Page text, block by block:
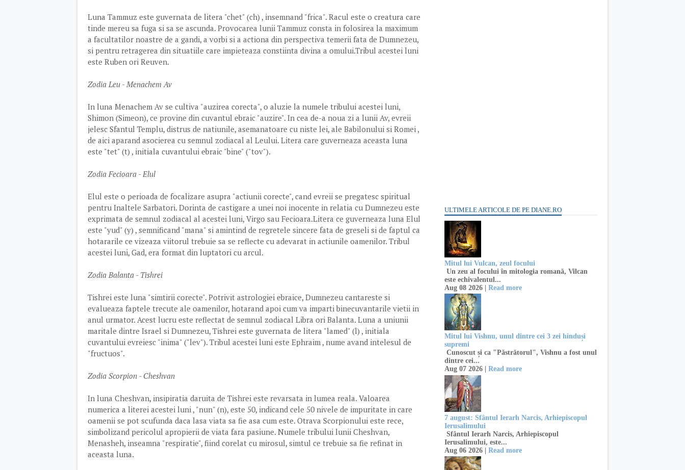
Luna Tammuz este guvernata de litera "chet" (ch) , insemnand "frica". Racul este o creatura care
tinde mereu sa fuga si sa se ascunda. Provocarea lunii Tammuz consta in folosirea la maximum
a facultatilor noastre de a gandi, a vorbi si a actiona din perspectiva temerii fata de Dumnezeu,
si pentru retragerea din situatiile care impieteaza constiinta divina a omului.Tribul acestei luni
este Ruben ori Reuven.
Zodia Leu - Menachem Av
In luna Menachem Av se cultiva "auzirea corecta", o aluzie la numele tribului acestei luni,
Shimon (Simeon), ce provine din cuvantul ebraic "auzire". In cea de-a noua zi a lunii Av, evreii
jelesc Sfantul Templu, distrus de natiunile, asemanatoare cu niste lei, ale Babilonului si Romei ,
de aici aparand asocierea cu semnul zodiacal al Leului. Litera care guverneaza aceasta luna
este "tet" (t) , initiala cuvantului ebraic "bine" ("tov").
Zodia Fecioara - Elul
Elul este o perioada de focalizare asupra "actiunii corecte", cand evreii se pregatesc spiritual
pentru Inaltele Sarbatori. Dorinta de castigare a unei noi inocente in relatia cu Dumnezeu este
exprimata de semnul zodiacal al acestei luni, Virgo sau Fecioara.Litera ce guverneaza luna Elul
este "yud" (y) , semnificand "mana" si amintind de regretele sincere fata de greseli si de faptul ca
hotararile ce vizeaza viitorul trebuie sa se reflecte cu adevarat in actiunile oamenilor. Tribul
acestei luni, Gad, era format din luptatori cu arcul.
Zodia Balanta - Tishrei
Tishrei este luna "simtirii corecte". Potrivit astrologiei ebraice, Dumnezeu cantareste si
evalueaza faptele trecute ale oamenilor, hotarand apoi cum va imparti binecuvantarile vietii in
anul urmator. Acest lucru este reflectat de semnul zodiacal Libra ori Balanta. Luna a uniunii
maritale dintre Israel si Dumnezeu, Tishrei este guvernata de litera "lamed" (l) , initiala
cuvantului evreiesc "inima" ("lev"). Tribul acestei luni este Ephraim , nume avand intelesul de
"fructuos".
Zodia Scorpion - Cheshvan
In luna Cheshvan, insipiratia daruita de Tishrei este revarsata in lumea reala. Valoarea
numerica a literei acestei luni , "nun" (n), este 50, indicand cele 50 nivele de impuritate in care
oamenii se pot scufunda daca lasa viata sa fie asa cum este. Otrava Scorpionului este rece,
simbolizand pericolul apropierii de viata fara pasiune. Numele tribului lunii Cheshvan,
Menasheh, inseamna "respiratie", fiind corelat cu mirosul, simtul ce trebuie sa fie refinat in
aceasta luna.
ULTIMELE ARTICOLE DE PE DIANE.RO
Mitul lui Vulcan, zeul focului
Un zeu al focului în mitologia romană, Vilcan
este echivalentul...
Aug 08 2026 | Read more
Mitul lui Vishnu, unul dintre cei 3 zei hinduși
supremi
Cunoscut și ca "Păstrătorul", Vishnu a fost unul
dintre cei...
Aug 07 2026 | Read more
7 august: Sfântul Ierarh Narcis, Arhiepiscopul
Ierusalimului
Sfântul Ierarh Narcis, Arhiepiscopul
Ierusalimului, este...
Aug 06 2026 | Read more